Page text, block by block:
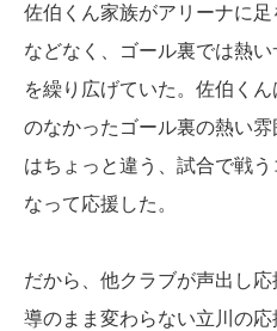
佐伯くん家族がアリーナに
などなく、ゴール裏では熱
を繰り広げていた。佐伯く
のなかったゴール裏の熱い
はちょっと違う、試合で戦
なって応援した。
だから、他クラブが声出し
導のまま変わらない立川の応